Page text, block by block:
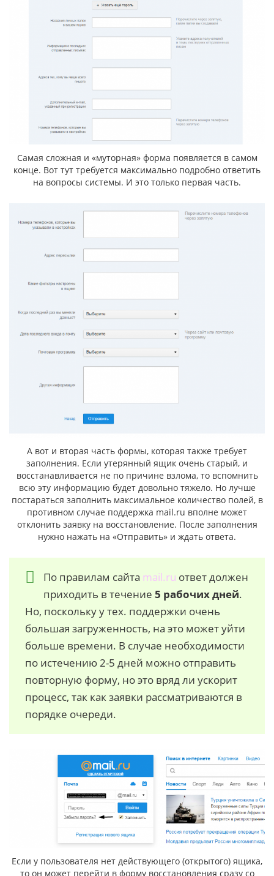
Самая сложная и «муторная» форма появляется в самом
конце. Вот тут требуется максимально подробно ответить
на вопросы системы. И это только первая часть.
А вот и вторая часть формы, которая также требует
заполнения. Если утерянный ящик очень старый, и
восстанавливается не по причине взлома, то вспомнить
всю эту информацию будет довольно тяжело. Но лучше
постараться заполнить максимальное количество полей, в
противном случае поддержка mail.ru вполне может
отклонить заявку на восстановление. После заполнения
нужно нажать на «Отправить» и ждать ответа.
По правилам сайта mail.ru ответ должен
приходить в течение 5 рабочих дней.
Но, поскольку у тех. поддержки очень
большая загруженность, на это может уйти
больше времени. В случае необходимости
по истечению 2-5 дней можно отправить
повторную форму, но это вряд ли ускорит
процесс, так как заявки рассматриваются в
порядке очереди.
Если у пользователя нет действующего (открытого) ящика,
то он может перейти в форму восстановления сразу со